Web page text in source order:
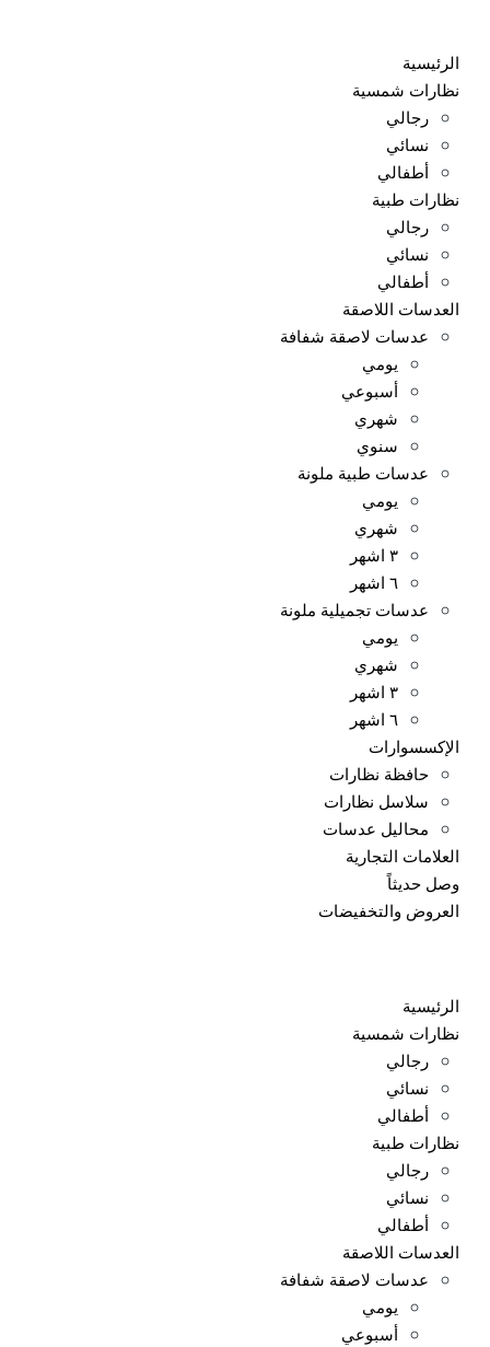
contentالرئيسية
نظارات شمسية
رجالي
نسائي
أطفالي
نظارات طبية
رجالي
نسائي
أطفالي
العدسات اللاصقة
عدسات لاصقة شفافة
يومي
أسبوعي
شهري
سنوي
عدسات طبية ملونة
يومي
شهري
٣ اشهر
٦ اشهر
عدسات تجميلية ملونة
يومي
شهري
٣ اشهر
٦ اشهر
الإكسسوارات
حافظة نظارات
سلاسل نظارات
محاليل عدسات
العلامات التجارية
وصل حديثاً
العروض والتخفيضات
الرئيسية
نظارات شمسية
رجالي
نسائي
أطفالي
نظارات طبية
رجالي
نسائي
أطفالي
العدسات اللاصقة
عدسات لاصقة شفافة
يومي
أسبوعي